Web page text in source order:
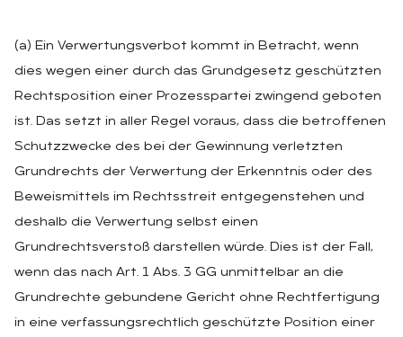
(a) Ein Verwertungsverbot kommt in Betracht, wenn
dies wegen einer durch das Grundgesetz geschützten
Rechtsposition einer Prozesspartei zwingend geboten
ist. Das setzt in aller Regel voraus, dass die betroffenen
Schutzzwecke des bei der Gewinnung verletzten
Grundrechts der Verwertung der Erkenntnis oder des
Beweismittels im Rechtsstreit entgegenstehen und
deshalb die Verwertung selbst einen
Grundrechtsverstoß darstellen würde. Dies ist der Fall,
wenn das nach Art. 1 Abs. 3 GG unmittelbar an die
Grundrechte gebundene Gericht ohne Rechtfertigung
in eine verfassungsrechtlich geschützte Position einer